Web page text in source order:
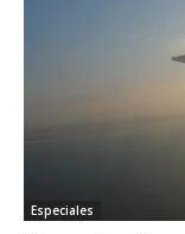
Especiales